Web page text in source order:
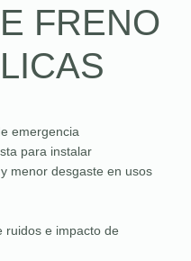
FRENO
emergencia
para instalar
menor desgaste en usos
ruidos e impacto de